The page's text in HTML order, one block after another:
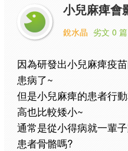
關於健談
聯絡我們
下載專區
小兒麻痺會
銳水晶 劣文 0 篇
因為研發出小兒麻痺疫
患病了~
但是小兒麻痺的患者行
高也比較矮小~
通常是從小得病就一輩
患者骨骼嗎?